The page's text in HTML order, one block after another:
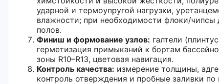
ударной и термоупругой нагрузки,
влажности; при необходимости флоки/чипсы
полов.
Финиш и формование узлов: галтели
герметизация примыканий к бортам
зоны R10–R13, цветовая навигация.
Контроль качества: измерение толщины,
контроль отверждения и пробные заливки